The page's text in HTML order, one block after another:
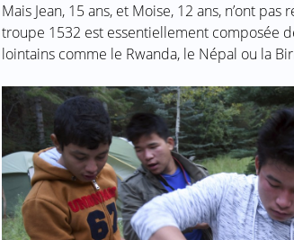
Mais Jean, 15 ans, et Moise, 12 ans, n’ont
troupe 1532 est essentiellement composée
lointains comme le Rwanda, le Népal ou la